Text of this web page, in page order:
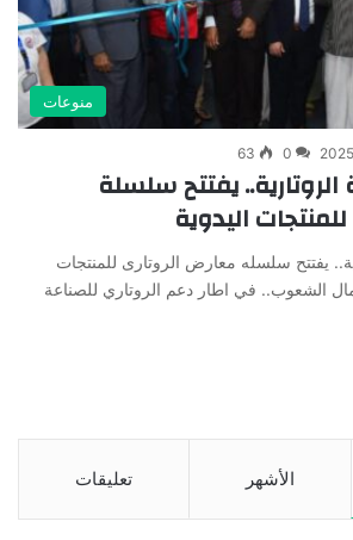
منوعات
0
63
يفتتح سلسلة
اليدوية
يفتتح سلسله معارض الروتارى للمنتجات
الشعوب.. في اطار دعم الروتاري للصناعة
الأشهر تعليقات